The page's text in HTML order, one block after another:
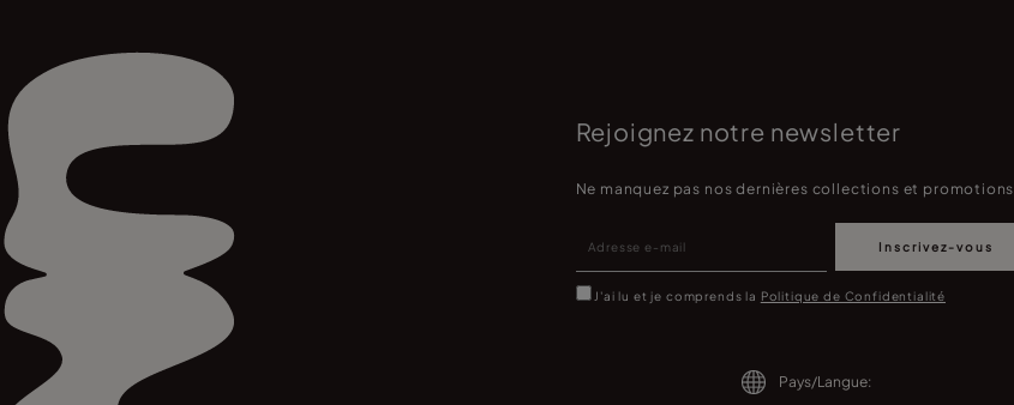
Rejoignez notre newsletter
Ne manquez pas nos dernières collections et promotions
Inscrivez-vous
J'ai lu et je comprends la Politique de Confidentialité
Pays/Langue: